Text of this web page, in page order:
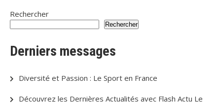
Rechercher
Rechercher
Derniers messages
Diversité et Passion : Le Sport en France
Découvrez les Dernières Actualités avec Flash Actu Le